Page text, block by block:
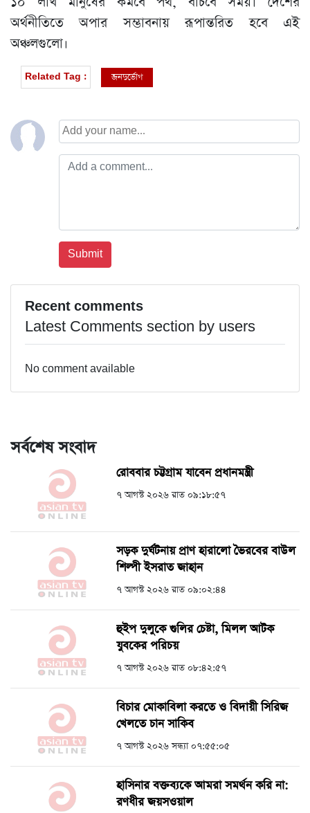
অর্থনীতিতে অপার সম্ভাবনায় রূপান্তরিত হবে এই
অঞ্চলগুলো।
Related Tag : জনদুর্ভোগ
Recent comments
Latest Comments section by users
No comment available
সর্বশেষ সংবাদ
রোববার চট্টগ্রাম যাবেন প্রধানমন্ত্রী
৭ আগস্ট ২০২৬ রাত ০৯:১৮:৫৭
সড়ক দুর্ঘটনায় প্রাণ হারালো ভৈরবের বাউল
শিল্পী ইসরাত জাহান
৭ আগস্ট ২০২৬ রাত ০৯:০২:৪৪
হুইপ দুলুকে গুলির চেষ্টা, ‍মিলল আটক
যুবকের পরিচয়
৭ আগস্ট ২০২৬ রাত ০৮:৪২:৫৭
বিচার মোকাবিলা করতে ও বিদায়ী সিরিজ
খেলতে চান সাকিব
৭ আগস্ট ২০২৬ সন্ধ্যা ০৭:৫৫:০৫
হাসিনার বক্তব্যকে আমরা সমর্থন করি না:
রণধীর জয়সওয়াল